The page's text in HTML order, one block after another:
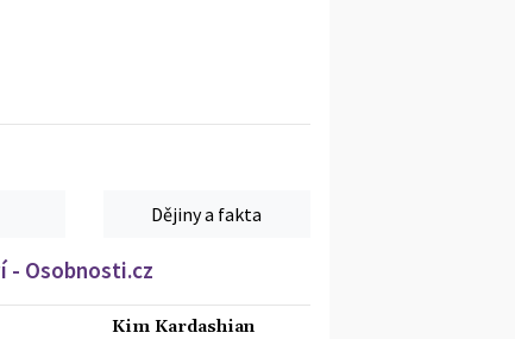
Dějiny a fakta
- Osobnosti.cz
Kim Kardashian